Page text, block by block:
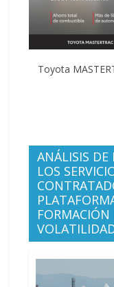
Toyota
ANÁLISIS DE
LOS
FORMACIÓN